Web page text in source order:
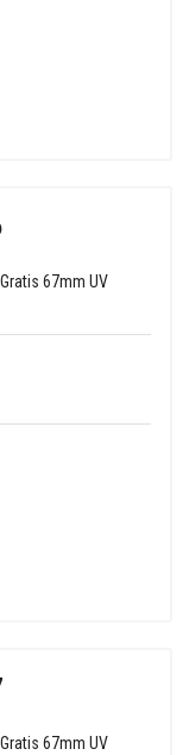
67mm UV
67mm UV